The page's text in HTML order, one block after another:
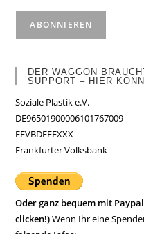
DER WAGGON
SUPPORT – HIER
Soziale Plastik e.V.
DE96501900006101767009
FFVBDEFFXXX
Frankfurter Volksbank
Oder ganz bequem mit
clicken!)Wenn Ihr eine